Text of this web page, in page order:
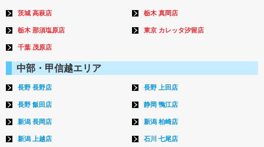
茨城 高萩店 栃木 真岡店
栃木 那須塩原店 東京 カレッタ汐留店
千葉 茂原店
中部・甲信越エリア
長野 長野店 長野 上田店
長野 飯田店 静岡 鴨江店
新潟 長岡店 新潟 柏崎店
新潟 上越店 石川 七尾店